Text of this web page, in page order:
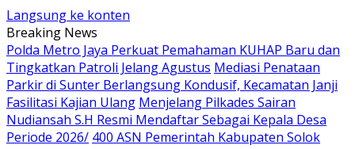
Langsung ke konten
Breaking News
Polda Metro Jaya Perkuat Pemahaman KUHAP Baru dan
Tingkatkan Patroli Jelang Agustus Mediasi Penataan
Parkir di Sunter Berlangsung Kondusif, Kecamatan Janji
Fasilitasi Kajian Ulang Menjelang Pilkades Sairan
Nudiansah S.H Resmi Mendaftar Sebagai Kepala Desa
Periode 2026/ 400 ASN Pemerintah Kabupaten Solok